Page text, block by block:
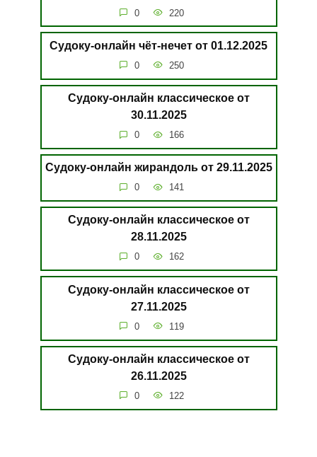
0 220
Судоку-онлайн чёт-нечет от 01.12.2025
0 250
Судоку-онлайн классическое от
30.11.2025
0 166
Судоку-онлайн жирандоль от 29.11.2025
0 141
Судоку-онлайн классическое от
28.11.2025
0 162
Судоку-онлайн классическое от
27.11.2025
0 119
Судоку-онлайн классическое от
26.11.2025
0 122